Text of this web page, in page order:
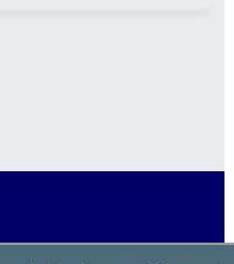
w/d) für Bitterfeld
Wolfen gesucht -